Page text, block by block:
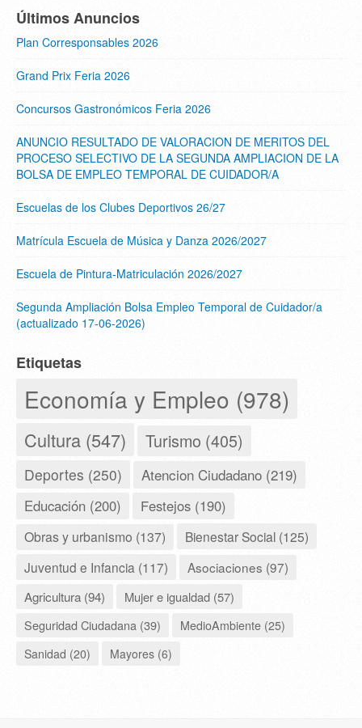
Últimos Anuncios
Plan Corresponsables 2026
Grand Prix Feria 2026
Concursos Gastronómicos Feria 2026
ANUNCIO RESULTADO DE VALORACION DE MERITOS DEL
PROCESO SELECTIVO DE LA SEGUNDA AMPLIACION DE LA
BOLSA DE EMPLEO TEMPORAL DE CUIDADOR/A
Escuelas de los Clubes Deportivos 26/27
Matrícula Escuela de Música y Danza 2026/2027
Escuela de Pintura-Matriculación 2026/2027
Segunda Ampliación Bolsa Empleo Temporal de Cuidador/a
(actualizado 17-06-2026)
Etiquetas
Economía y Empleo (978)
Cultura (547) Turismo (405)
Deportes (250) Atencion Ciudadano (219)
Educación (200) Festejos (190)
Obras y urbanismo (137)
Bienestar Social (125)
Juventud e Infancia (117)
Asociaciones (97)
Agricultura (94)
Mujer e igualdad (57)
Seguridad Ciudadana (39)
MedioAmbiente (25)
Sanidad (20)
Mayores (6)